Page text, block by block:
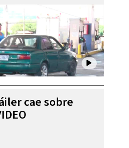
cae sobre